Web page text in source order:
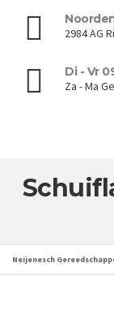
2984 AG
Di - Vr
Za - Ma
Neijenesch